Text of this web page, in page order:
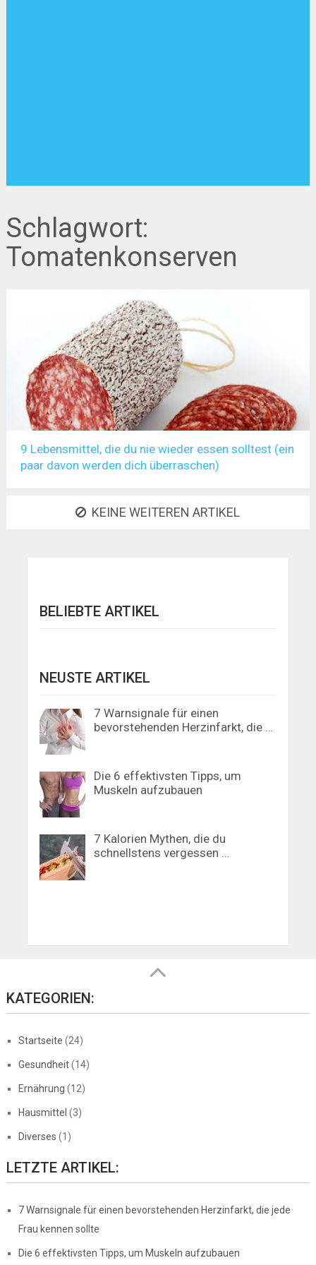
Schlagwort:
Tomatenkonserven
9 Lebensmittel, die du nie wieder essen solltest (ein
paar davon werden dich überraschen)
KEINE WEITEREN ARTIKEL
BELIEBTE ARTIKEL
NEUSTE ARTIKEL
7 Warnsignale für einen
bevorstehenden Herzinfarkt, die …
Die 6 effektivsten Tipps, um
Muskeln aufzubauen
7 Kalorien Mythen, die du
schnellstens vergessen …
KATEGORIEN:
Startseite (24)
Gesundheit(14)
Ernährung (12)
Hausmittel (3)
Diverses (1)
LETZTE ARTIKEL:
7 Warnsignale für einen bevorstehenden Herzinfarkt, die jede
Frau kennen sollte
Die 6 effektivsten Tipps, um Muskeln aufzubauen